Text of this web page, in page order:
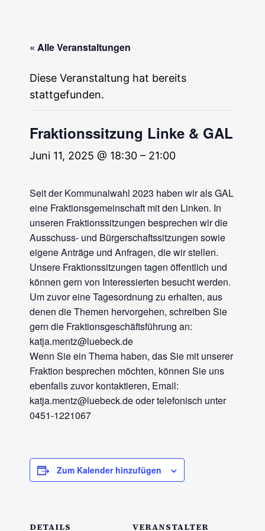
« Alle Veranstaltungen
Diese Veranstaltung hat bereits
stattgefunden.
Fraktionssitzung Linke & GAL
Juni 11, 2025 @ 18:30 – 21:00
Seit der Kommunalwahl 2023 haben wir als GAL
eine Fraktionsgemeinschaft mit den Linken. In
unseren Fraktionssitzungen besprechen wir die
Ausschuss- und Bürgerschaftssitzungen sowie
eigene Anträge und Anfragen, die wir stellen.
Unsere Fraktionssitzungen tagen öffentlich und
können gern von Interessierten besucht werden.
Um zuvor eine Tagesordnung zu erhalten, aus
denen die Themen hervorgehen, schreiben Sie
gern die Fraktionsgeschäftsführung an:
katja.mentz@luebeck.de
Wenn Sie ein Thema haben, das Sie mit unserer
Fraktion besprechen möchten, können Sie uns
ebenfalls zuvor kontaktieren, Email:
katja.mentz@luebeck.de oder telefonisch unter
0451-1221067
Zum Kalender hinzufügen
DETAILS VERANSTALTER